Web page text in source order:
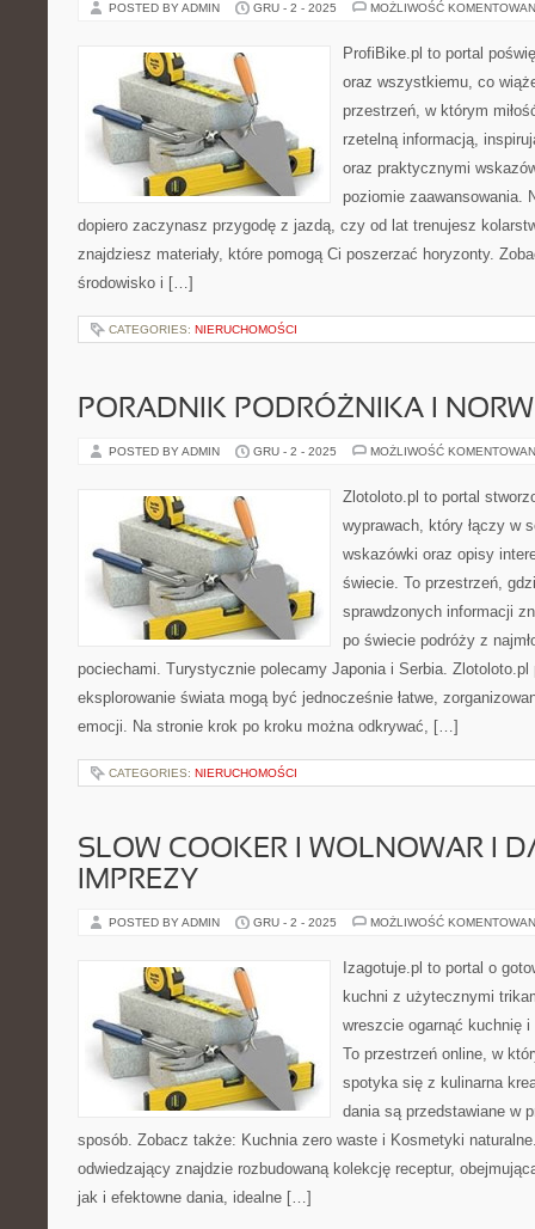
POSTED BY ADMIN GRU - 2 - 2025 MOŻLIWOŚĆ
ProfiBike.pl to portal
oraz wszystkiemu, co
przestrzeń, w którym
rzetelną informacją,
oraz praktycznymi
poziomie zaawansowania.
dopiero zaczynasz przygodę z jazdą, czy od lat trenujesz
znajdziesz materiały, które pomogą Ci poszerzać horyzonty.
środowisko i […]
CATEGORIES: NIERUCHOMOŚCI
PORADNIK PODRÓŻNIKA I
POSTED BY ADMIN GRU - 2 - 2025 MOŻLIWOŚĆ
Zlotoloto.pl to portal
wyprawach, który łączy w
wskazówki oraz opisy
świecie. To przestrzeń,
sprawdzonych informacji
po świecie podróży z
pociechami. Turystycznie polecamy Japonia i Serbia. Zlotoloto.pl
eksplorowanie świata mogą być jednocześnie łatwe,
emocji. Na stronie krok po kroku można odkrywać, […]
CATEGORIES: NIERUCHOMOŚCI
SLOW COOKER I WOLNOWAR I
IMPREZY
POSTED BY ADMIN GRU - 2 - 2025 MOŻLIWOŚĆ
Izagotuje.pl to portal o
kuchni z użytecznymi
wreszcie ogarnąć kuchnię
To przestrzeń online, w
spotyka się z kulinarna
dania są przedstawiane w
sposób. Zobacz także: Kuchnia zero waste i Kosmetyki
odwiedzający znajdzie rozbudowaną kolekcję receptur,
jak i efektowne dania, idealne […]